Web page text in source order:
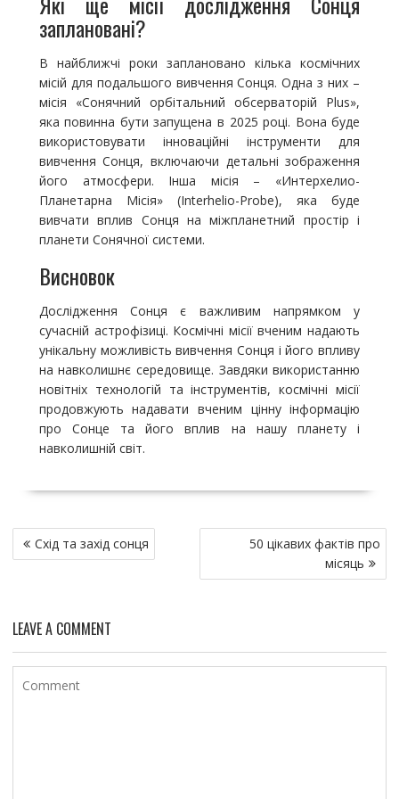
заплановані?
В найближчі роки заплановано кілька космічних
місій для подальшого вивчення Сонця. Одна з них –
місія «Сонячний орбітальний обсерваторій Plus»,
яка повинна бути запущена в 2025 році. Вона буде
використовувати інноваційні інструменти для
вивчення Сонця, включаючи детальні зображення
його атмосфери. Інша місія – «Интерхелио-
Планетарна Місія» (Interhelio-Probe), яка буде
вивчати вплив Сонця на міжпланетний простір і
планети Сонячної системи.
Висновок
Дослідження Сонця є важливим напрямком у
сучасній астрофізиці. Космічні місії вченим надають
унікальну можливість вивчення Сонця і його впливу
на навколишнє середовище. Завдяки використанню
новітніх технологій та інструментів, космічні місії
продовжують надавати вченим цінну інформацію
про Сонце та його вплив на нашу планету і
навколишній світ.
Н
а
г
а
ц
Схід та захід сонця
50 цікавих фактів про
місяць
LEAVE A COMMENT